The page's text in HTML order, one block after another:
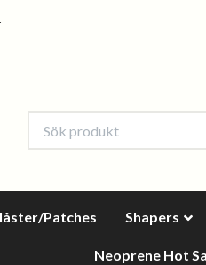
Patches Shapers
Neoprene Hot